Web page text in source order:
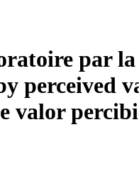
par
perceived
valor